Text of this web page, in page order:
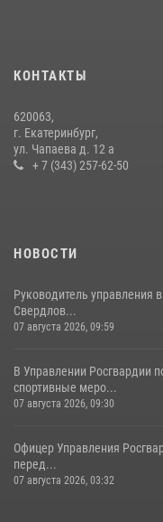
10 июля 2026, 12:35
специальное занятие
27 июля 2026, 12:37
КОНТАКТЫ
620063,
г. Екатеринбург,
ул. Чапаева д. 12 а
+ 7 (343) 257-62-50
НОВОСТИ
Руководитель управления
Свердлов...
07 августа 2026, 09:59
В Управлении Росгвардии
спортивные меро...
07 августа 2026, 09:30
Офицер Управления
перед...
07 августа 2026, 03:32